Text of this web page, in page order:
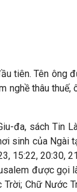
tiên. Tên
nghề thâu
đa, sách Tin
sinh của
15:22, 20:30,
được gọi
Trời; Chữ